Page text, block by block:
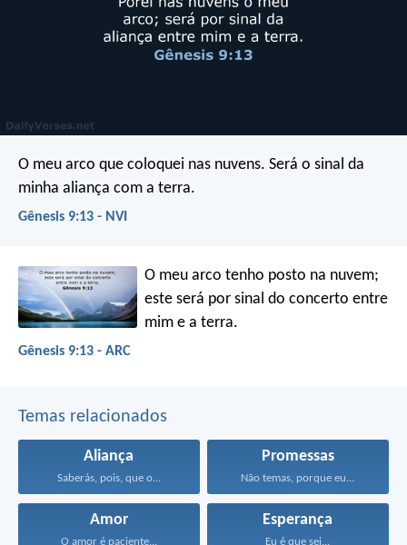
O meu arco que coloquei nas nuvens. Será o sinal da
minha aliança com a terra.
Gênesis 9:13 - NVI
O meu arco tenho posto na nuvem;
este será por sinal do concerto entre
mim e a terra.
Gênesis 9:13 - ARC
Temas relacionados
Aliança
Saberás, pois, que o...
Promessas
Não temas, porque eu...
Amor
O amor é paciente...
Esperança
Eu é que sei...